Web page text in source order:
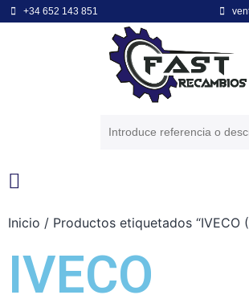
+34 652 143 851
Inicio / Productos etiquetados “IVECO
IVECO